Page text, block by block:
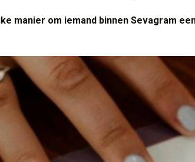
manier om iemand binnen Sevagram